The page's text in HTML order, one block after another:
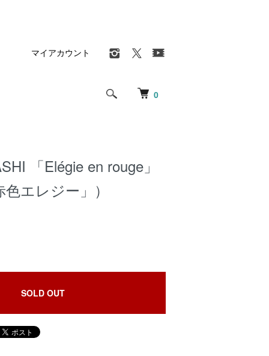
0
マイアカウント
「Elégie en rouge」
色エレジー」）
SOLD OUT